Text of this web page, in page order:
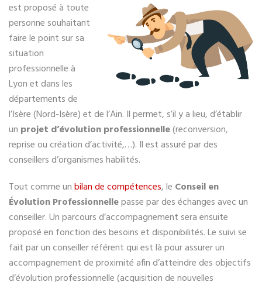
est proposé à toute
personne souhaitant
faire le point sur sa
situation
professionnelle à
Lyon et dans les
départements de
l’Isère (Nord-Isère) et de l’Ain. Il permet, s’il y a lieu, d’établir
un projet d’évolution professionnelle(reconversion,
reprise ou création d’activité,…). Il est assuré par des
conseillers d’organismes habilités.
Tout comme unbilan de compétences, le Conseil en
Évolution Professionnellepasse par des échanges avec un
conseiller. Un parcours d’accompagnement sera ensuite
proposé en fonction des besoins et disponibilités. Le suivi se
fait par un conseiller référent qui est là pour assurer un
accompagnement de proximité afin d’atteindre des objectifs
d’évolution professionnelle (acquisition de nouvelles